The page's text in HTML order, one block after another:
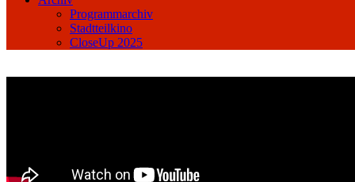
Programmarchiv
Stadtteilkino
CloseUp 2025